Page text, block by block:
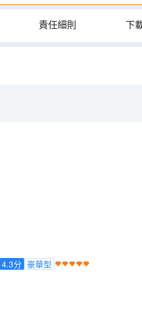
責任細則 下
4.3分 豪華型